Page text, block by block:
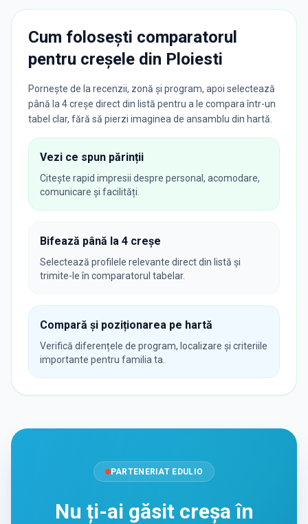
Cum folosești comparatorul
pentru creșele din Ploiesti
Pornește de la recenzii, zonă și program, apoi selectează
până la 4 creșe direct din listă pentru a le compara într-un
tabel clar, fără să pierzi imaginea de ansamblu din hartă.
Vezi ce spun părinții
Citește rapid impresii despre personal, acomodare,
comunicare și facilități.
Bifează până la 4 creșe
Selectează profilele relevante direct din listă și
trimite-le în comparatorul tabelar.
Compară și poziționarea pe hartă
Verifică diferențele de program, localizare și criteriile
importante pentru familia ta.
PARTENERIAT EDULIO
Nu ți-ai găsit creșa în